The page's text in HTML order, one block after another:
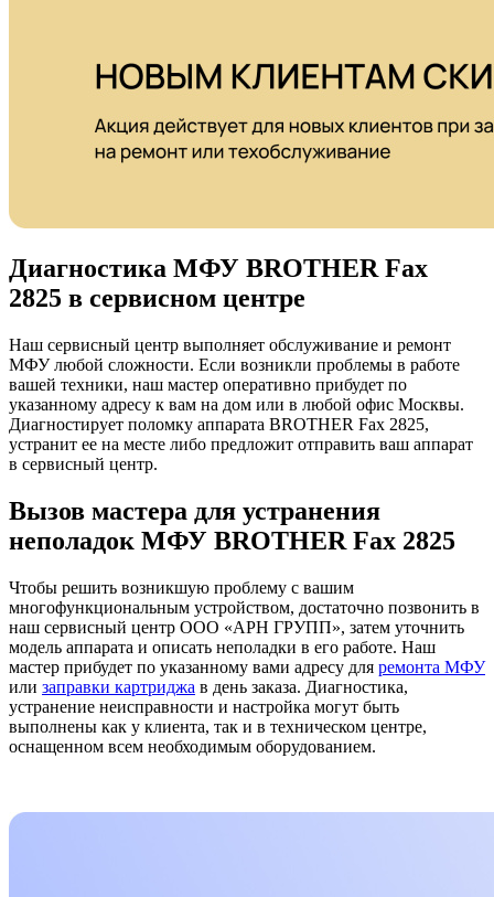
Диагностика МФУ BROTHER Fax
2825 в сервисном центре
Наш сервисный центр выполняет обслуживание и ремонт
МФУ любой сложности. Если возникли проблемы в работе
вашей техники, наш мастер оперативно прибудет по
указанному адресу к вам на дом или в любой офис Москвы.
Диагностирует поломку аппарата BROTHER Fax 2825,
устранит ее на месте либо предложит отправить ваш аппарат
в сервисный центр.
Вызов мастера для устранения
неполадок МФУ BROTHER Fax 2825
Чтобы решить возникшую проблему с вашим
многофункциональным устройством, достаточно позвонить в
наш сервисный центр ООО «АРН ГРУПП», затем уточнить
модель аппарата и описать неполадки в его работе. Наш
мастер прибудет по указанному вами адресу для ремонта МФУ
или заправки картриджа в день заказа. Диагностика,
устранение неисправности и настройка могут быть
выполнены как у клиента, так и в техническом центре,
оснащенном всем необходимым оборудованием.